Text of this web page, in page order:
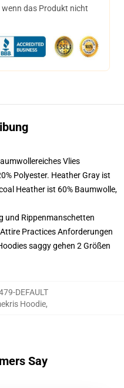
das Produkt nicht
Vlies
Polyester. Heather Gray ist
Heather ist 60% Baumwolle,
und Rippenmanschetten
Practices Anforderungen
saggy gehen 2 Größen
DEFAULT
Hoodie,
Say